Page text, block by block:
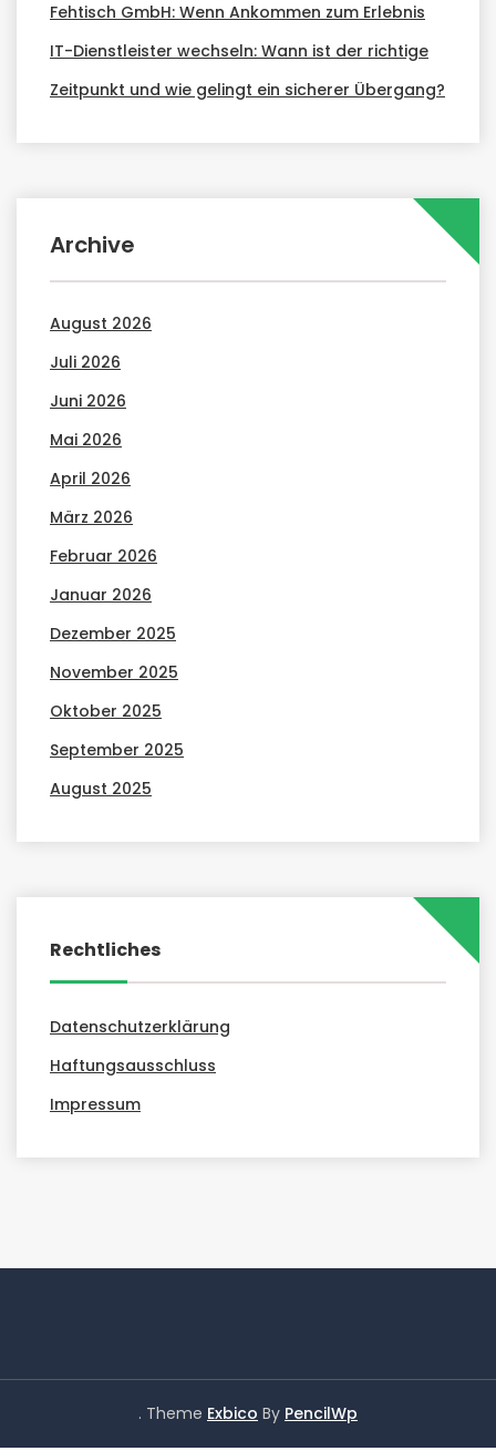
Fehtisch GmbH: Wenn Ankommen zum Erlebnis
IT-Dienstleister wechseln: Wann ist der richtige
Zeitpunkt und wie gelingt ein sicherer Übergang?
Archive
August 2026
Juli 2026
Juni 2026
Mai 2026
April 2026
März 2026
Februar 2026
Januar 2026
Dezember 2025
November 2025
Oktober 2025
September 2025
August 2025
Rechtliches
Datenschutzerklärung
Haftungsausschluss
Impressum
. Theme Exbico By PencilWp